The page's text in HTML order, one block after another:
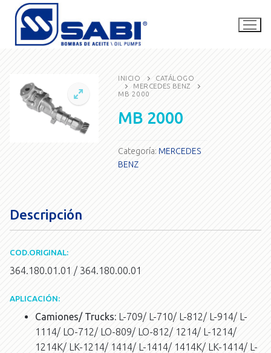
contenido
La empresa
Catálogo
por:
consultas@bombassabi.com.ar
INICIO
CATÁLOGO
MERCEDES BENZ
MB 2000
MB 2000
Categoría: MERCEDES
BENZ
Descripción
COD.ORIGINAL:
364.180.01.01 / 364.180.00.01
APLICACIÓN:
Camiones/ Trucks:L-709/ L-710/ L-812/ L-914/ L-
1114/ LO-712/ LO-809/ LO-812/ 1214/ L-1214/
1214K/ LK-1214/ 1414/ L-1414/ 1414K/ LK-1414/ L-